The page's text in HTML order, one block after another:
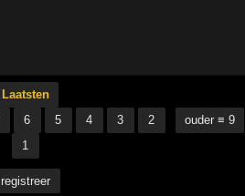
Laatsten
6 5 4 3
2
1
ouder ≡ 9
registreer